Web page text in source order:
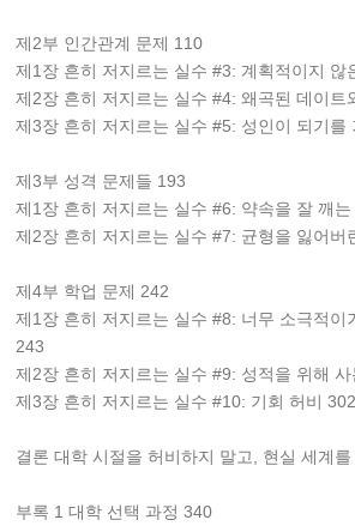
제2부 인간관계 문제 110
제1장 흔히 저지르는 실수 #3: 계획적이지 않
제2장 흔히 저지르는 실수 #4: 왜곡된 데이트
제3장 흔히 저지르는 실수 #5: 성인이 되기를
제3부 성격 문제들 193
제1장 흔히 저지르는 실수 #6: 약속을 잘 깨
제2장 흔히 저지르는 실수 #7: 균형을 잃어버
제4부 학업 문제 242
제1장 흔히 저지르는 실수 #8: 너무 소극적이
243
제2장 흔히 저지르는 실수 #9: 성적을 위해
제3장 흔히 저지르는 실수 #10: 기회 허비 302
결론 대학 시절을 허비하지 말고, 현실 세계
부록 1 대학 선택 과정 340